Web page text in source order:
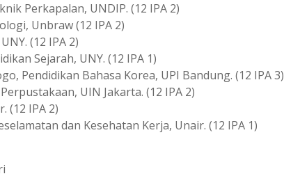
Perkapalan, UNDIP. (12 IPA 2)
Unbraw (12 IPA 2)
(12 IPA 2)
Sejarah, UNY. (12 IPA 1)
Pendidikan Bahasa Korea, UPI Bandung. (12 IPA 3)
UIN Jakarta. (12 IPA 2)
(12 IPA 2)
dan Kesehatan Kerja, Unair. (12 IPA 1)